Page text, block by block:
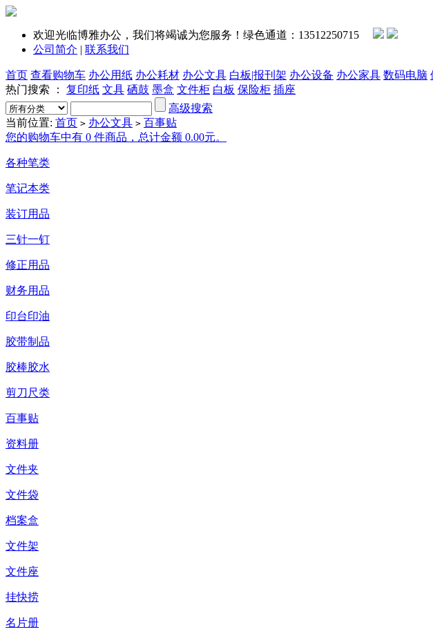
欢迎光临博雅办公，我们将竭诚为您服务！绿色通道：13512250715
公司简介 | 联系我们
首页 查看购物车 办公用纸 办公耗材 办公文具 白板|报刊架 办公设备 办公家具 数码电脑
热门搜索 ： 复印纸 文具 硒鼓 墨盒 文件柜 白板 保险柜 插座
高级搜索
当前位置: 首页 > 办公文具 > 百事贴
您的购物车中有 0 件商品，总计金额 0.00元。
各种笔类
笔记本类
装订用品
三针一钉
修正用品
财务用品
印台印油
胶带制品
胶棒胶水
剪刀尺类
百事贴
资料册
文件夹
文件袋
档案盒
文件架
文件座
挂快捞
名片册